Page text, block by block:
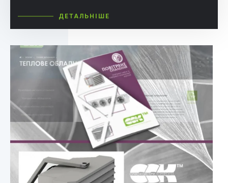
ДЕТАЛЬНІШЕ